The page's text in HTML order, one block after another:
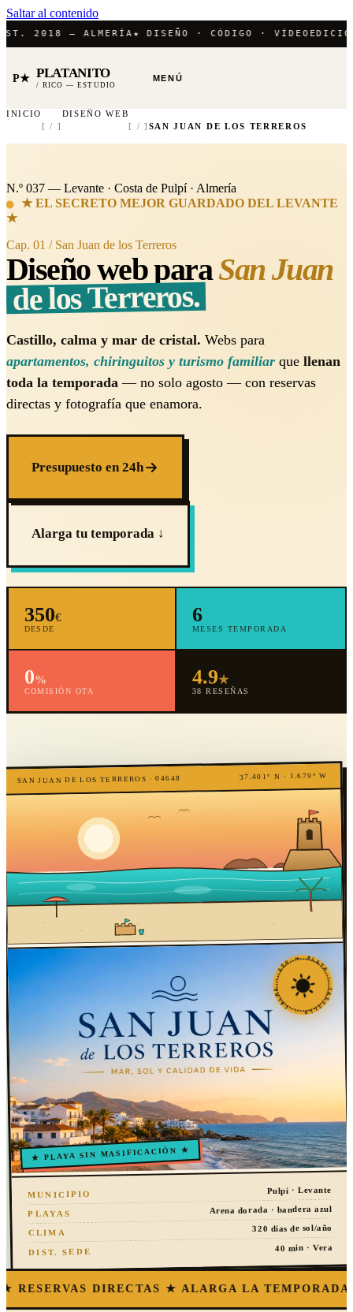
Saltar al contenido
— ALMERÍA★ DISEÑO · CÓDIGO · VÍDEOEDICIÓN /
P★ PLATANITO
/ RICO — ESTUDIO
MENÚ
INICIO
[ / ]
DISEÑO WEB
[ / ] SAN JUAN DE LOS TERREROS
N.º 037 — Levante · Costa de Pulpí · Almería
★ EL SECRETO MEJOR GUARDADO DEL LEVANTE
★
Cap. 01 / San Juan de los Terreros
Diseño web paraSan Juan
de los Terreros.
Castillo, calma y mar de cristal. Webs para
apartamentos, chiringuitos y turismo familiar que llenan
toda la temporada — no solo agosto — con reservas
directas y fotografía que enamora.
Presupuesto en 24h
Alarga tu temporada ↓
350€
DESDE
6
MESES TEMPORADA
0%
COMISIÓN OTA
4.9★
38 RESEÑAS
SAN JUAN DE LOS TERREROS · 04648 37.401° N · 1.679° W
★ PLAYA · CASTILLO · CALMA · SEO ★
★ PLAYA SIN MASIFICACIÓN ★
MUNICIPIO Pulpí · Levante
PLAYAS Arena dorada · bandera azul
CLIMA 320 días de sol/año
DIST. SEDE 40 min · Vera
DIRECTAS ★ ALARGA LA TEMPORADA ★ EL